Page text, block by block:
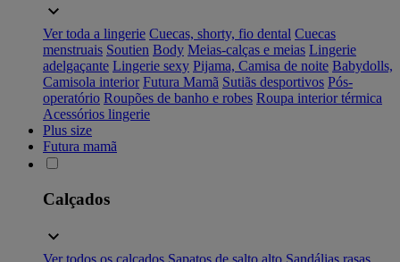
Ver toda a lingerie Cuecas, shorty, fio dental Cuecas
menstruais Soutien Body Meias-calças e meias Lingerie
adelgaçante Lingerie sexy Pijama, Camisa de noite Babydolls,
Camisola interior Futura Mamã Sutiãs desportivos Pós-
operatório Roupões de banho e robes Roupa interior térmica
Acessórios lingerie
Plus size
Futura mamã
Calçados
Ver todos os calçados Sapatos de salto alto Sandálias rasas